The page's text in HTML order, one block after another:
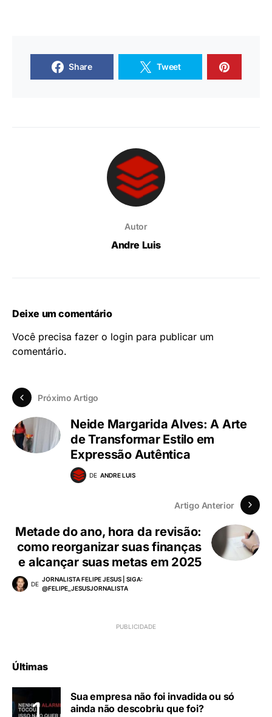
Share Tweet
Autor
Andre Luis
Deixe um comentário
Você precisa fazer o login para publicar um
comentário.
Próximo Artigo
Neide Margarida Alves: A Arte
de Transformar Estilo em
Expressão Autêntica
DE ANDRE LUIS
Artigo Anterior
Metade do ano, hora da revisão:
como reorganizar suas finanças
e alcançar suas metas em 2025
DE
JORNALISTA FELIPE JESUS | SIGA:
@FELIPE_JESUSJORNALISTA
Últimas
Sua empresa não foi invadida ou só
ainda não descobriu que foi?